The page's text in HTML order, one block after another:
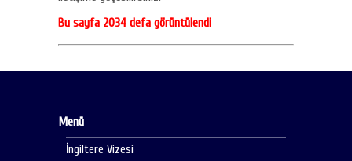
Bu sayfa 2034 defa görüntülendi
Menü
İngiltere Vizesi